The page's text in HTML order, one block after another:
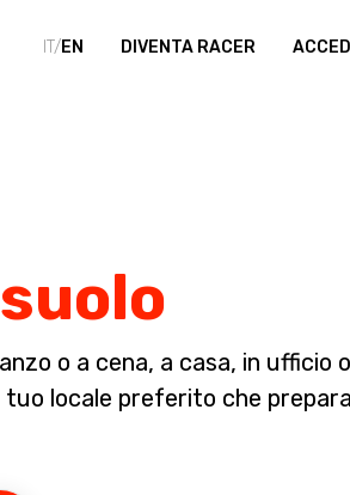
IT/EN DIVENTA RACER ACCEDI
o a cena, a casa, in ufficio o
locale preferito che prepara